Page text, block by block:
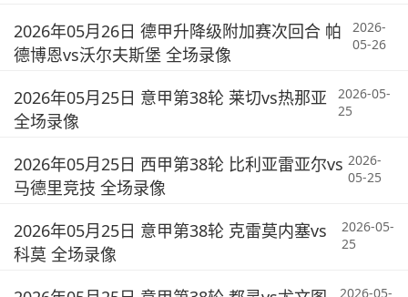
2026年05月26日 德甲升降级附加赛次回合 帕
德博恩vs沃尔夫斯堡 全场录像
2026-
05-26
2026年05月25日 意甲第38轮 莱切vs热那亚
全场录像
2026-05-
25
2026年05月25日 西甲第38轮 比利亚雷亚尔vs
马德里竞技 全场录像
2026-
05-25
2026年05月25日 意甲第38轮 克雷莫内塞vs
科莫 全场录像
2026-05-
25
2026-05-